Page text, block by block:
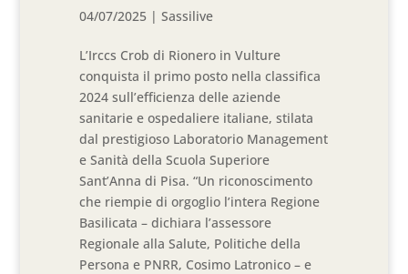
04/07/2025 |Sassilive
L’Irccs Crob di Rionero in Vulture
conquista il primo posto nella classifica
2024 sull’efficienza delle aziende
sanitarie e ospedaliere italiane, stilata
dal prestigioso Laboratorio Management
e Sanità della Scuola Superiore
Sant’Anna di Pisa. “Un riconoscimento
che riempie di orgoglio l’intera Regione
Basilicata – dichiara l’assessore
Regionale alla Salute, Politiche della
Persona e PNRR, Cosimo Latronico – e